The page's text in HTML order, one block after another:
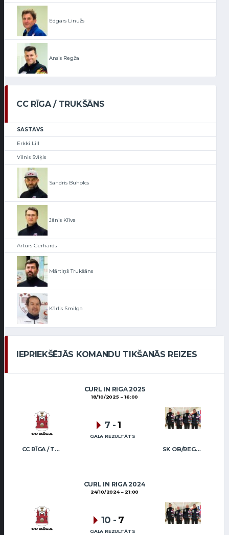
Edgars Linužs
Ansis Regža
CC RĪGA / TRUKŠĀNS
SASTĀVS
Erkki Lill
Vilnis Svīķis
Sandris Buholcs
Jānis Klīve
Artūrs Gerhards
Mārtiņš Trukšāns
Kārlis Smilga
IEPRIEKŠĒJĀS KOMANDU TIKŠANĀS REIZES
CURL IN RIGA 2025
18/10/2025 16:00
CC RĪGA / TRUKŠĀNS SK OB/REGŽA MEN
7 -1
GALA REZULTĀTS
CURL IN RIGA 2024
24/10/2024 21:00
10 - 7
GALA REZULTĀTS